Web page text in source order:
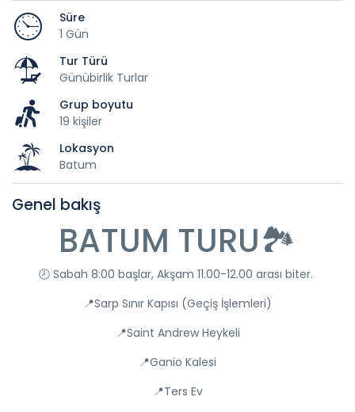
Süre
1 Gün
Tur Türü
Günübirlik Turlar
Grup boyutu
19 kişiler
Lokasyon
Batum
Genel bakış
BATUM TURU🏞️
🕗 Sabah 8:00 başlar, Akşam 11.00-12.00 arası biter.
📍Sarp Sınır Kapısı (Geçiş İşlemleri)
📍Saint Andrew Heykeli
📍Ganio Kalesi
📍Ters Ev